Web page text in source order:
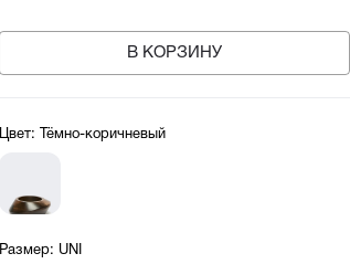
В КОРЗИНУ
Цвет: Тёмно-коричневый
Размер: UNI